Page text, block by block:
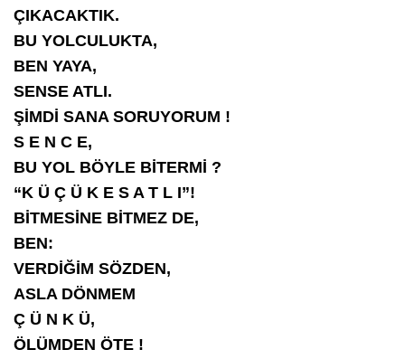
ÇIKACAKTIK.
BU YOLCULUKTA,
BEN YAYA,
SENSE ATLI.
ŞİMDİ SANA SORUYORUM !
S E N C E,
BU YOL BÖYLE BİTERMİ ?
“K Ü Ç Ü K E S A T L I”!
BİTMESİNE BİTMEZ DE,
BEN:
VERDİĞİM SÖZDEN,
ASLA DÖNMEM
Ç Ü N K Ü,
ÖLÜMDEN ÖTE !